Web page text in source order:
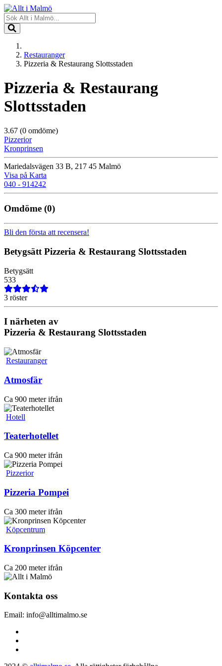
Restauranger
Pizzeria & Restaurang Slottsstaden
Pizzeria & Restaurang
Slottsstaden
3.67 (0 omdöme)
Pizzerior
Kronprinsen
Mariedalsvägen 33 B, 217 45 Malmö
Visa på Karta
040 - 914242
Omdöme (0)
Bli den första att recensera!
Betygsätt Pizzeria & Restaurang Slottsstaden
Betygsätt
533
3 röster
I närheten av
Pizzeria & Restaurang Slottsstaden
Restauranger
Atmosfär
Ca 900 meter ifrån
Hotell
Teaterhotellet
Ca 900 meter ifrån
Pizzerior
Pizzeria Pompei
Ca 300 meter ifrån
Köpcentrum
Kronprinsen Köpcenter
Ca 200 meter ifrån
Kontakta oss
Email: info@alltimalmo.se